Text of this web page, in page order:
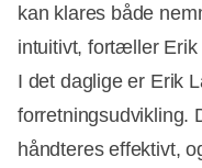
kan klares både
intuitivt, fortæller Erik
I det daglige er Erik
forretningsudvikling.
håndteres effektivt,